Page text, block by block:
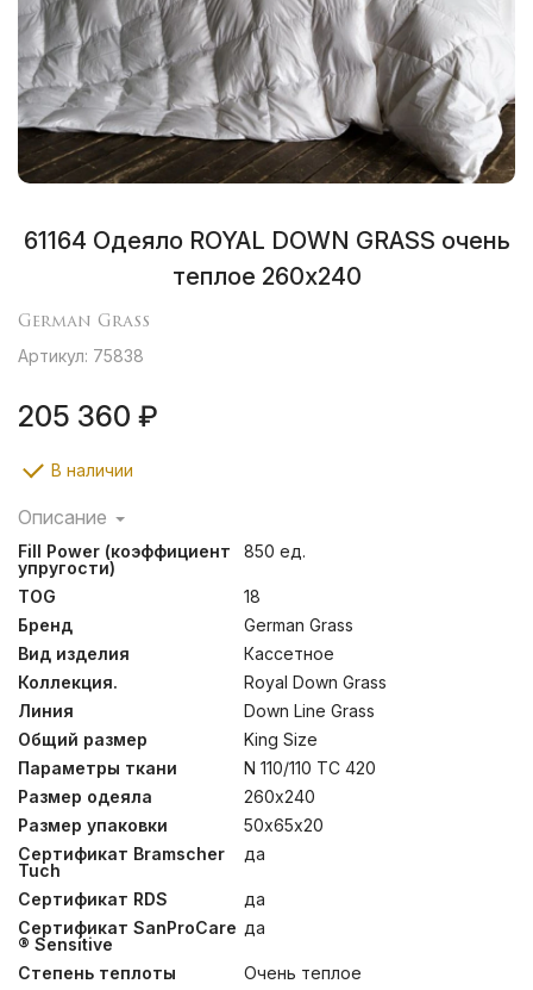
61164 Одеяло ROYAL DOWN GRASS очень
теплое 260х240
German Grass
Артикул: 75838
205 360 ₽
В наличии
Описание
Город Бра́мше в Германии и разработанные ткачами
этого поселения способы финишной обработки
тканей известны производителям во всем мире уже
второе столетие и поэтому маркировка «Bramscher
Tuch» является своеобразным знаком качества в
индустрии. Ей отмечены все изделия коллекции Royal
Down Grass, указывая на исключительные качества.
Супертонкий мако-батист (Mako-ultra fine batiste), из
100% египетского хлопка, прошедший финишную
обработку SanProCare® Sensitive, позволяет ткани
достичь состояния «пуховой мягкости». Ткани
сертифицированы по OEKO-TEX® Standard 100 –
стандарту безопасности текстильных изделий.
Наполнителем для эксклюзивной коллекции служит
гусиный пух категории “Экстра” повышенной
упругости (Fill Power 850 ед). При малом весе он
обладает особенной пушистостью и лучшей
особых гигиенических свойств, изделия прошли
обработку методом озонирования Ozone Pure 360
Grass. Стирка при температуре до 30°С.
Fill Power (коэффициент
упругости)
850 ед.
TOG
18
Бренд
German Grass
Вид изделия
Кассетное
Коллекция.
Royal Down Grass
Линия
Down Line Grass
Общий размер
King Size
Параметры ткани
N 110/110 TC 420
Размер одеяла
260х240
Размер упаковки
50х65х20
Сертификат Bramscher
Tuch
да
Сертификат RDS
да
Сертификат SanProCare
® Sensitive
да
Степень теплоты
Очень теплое